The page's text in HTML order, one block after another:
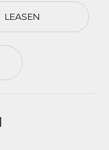
LEASEN